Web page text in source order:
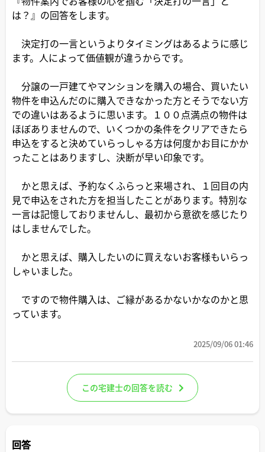
は？』の回答をします。
決定打の一言というよりタイミングはあるように感じ
ます。人によって価値観が違うからです。
分譲の一戸建てやマンションを購入の場合、買いたい
物件を申込んだのに購入できなかった方とそうでない方
での違いはあるように思います。１００点満点の物件は
ほぼありませんので、いくつかの条件をクリアできたら
申込をすると決めていらっしゃる方は何度かお目にかか
ったことはありますし、決断が早い印象です。
かと思えば、予約なくふらっと来場され、１回目の内
見で申込をされた方を担当したことがあります。特別な
一言は記憶しておりませんし、最初から意欲を感じたり
はしませんでした。
かと思えば、購入したいのに買えないお客様もいらっ
しゃいました。
ですので物件購入は、ご縁があるかないかなのかと思
っています。
2025/09/06 01:46
この宅建士の回答を読む
回答